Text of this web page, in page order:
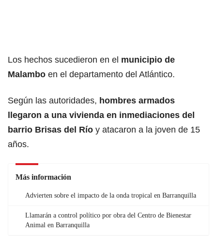
Los hechos sucedieron en el municipio de
Malambo en el departamento del Atlántico.
Según las autoridades, hombres armados
llegaron a una vivienda en inmediaciones del
barrio Brisas del Río y atacaron a la joven de 15
años.
Más información
Advierten sobre el impacto de la onda tropical en Barranquilla
Llamarán a control político por obra del Centro de Bienestar
Animal en Barranquilla